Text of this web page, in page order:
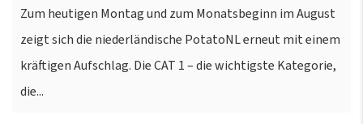
Zum heutigen Montag und zum Monatsbeginn im August
zeigt sich die niederländische PotatoNL erneut mit einem
kräftigen Aufschlag. Die CAT 1 – die wichtigste Kategorie,
die...